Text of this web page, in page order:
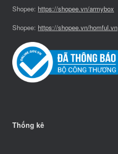
Shopee: https://shopee.vn/armybox
Shopee: https://shopee.vn/homful.vn
Thống kê